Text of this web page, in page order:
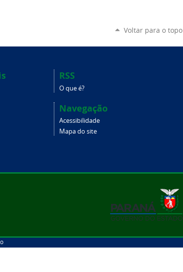
Voltar para o topo
RSS
O que é?
Navegação
Acessibilidade
Mapa do site